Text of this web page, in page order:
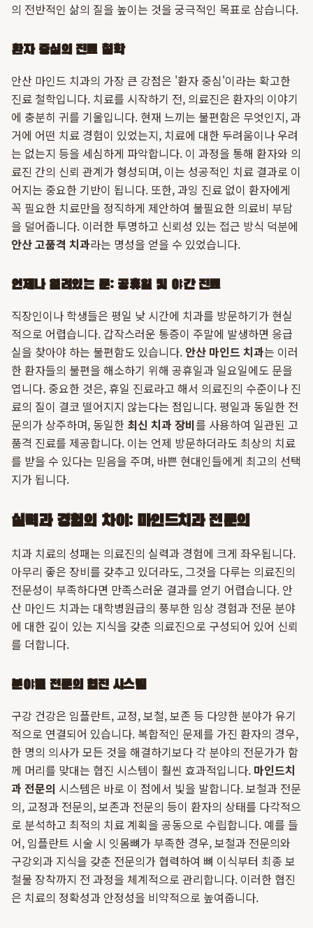
의 전반적인 삶의 질을 높이는 것을 궁극적인 목표로 삼습니다.
환자 중심의 진료 철학
안산 마인드 치과의 가장 큰 강점은 '환자 중심'이라는 확고한
진료 철학입니다. 치료를 시작하기 전, 의료진은 환자의 이야기
에 충분히 귀를 기울입니다. 현재 느끼는 불편함은 무엇인지, 과
거에 어떤 치료 경험이 있었는지, 치료에 대한 두려움이나 우려
는 없는지 등을 세심하게 파악합니다. 이 과정을 통해 환자와 의
료진 간의 신뢰 관계가 형성되며, 이는 성공적인 치료 결과로 이
어지는 중요한 기반이 됩니다. 또한, 과잉 진료 없이 환자에게
꼭 필요한 치료만을 정직하게 제안하여 불필요한 의료비 부담
을 덜어줍니다. 이러한 투명하고 신뢰성 있는 접근 방식 덕분에
안산 고품격 치과라는 명성을 얻을 수 있었습니다.
언제나 열려있는 문: 공휴일 및 야간 진료
직장인이나 학생들은 평일 낮 시간에 치과를 방문하기가 현실
적으로 어렵습니다. 갑작스러운 통증이 주말에 발생하면 응급
실을 찾아야 하는 불편함도 있습니다. 안산 마인드 치과는 이러
한 환자들의 불편을 해소하기 위해 공휴일과 일요일에도 문을
엽니다. 중요한 것은, 휴일 진료라고 해서 의료진의 수준이나 진
료의 질이 결코 떨어지지 않는다는 점입니다. 평일과 동일한 전
문의가 상주하며, 동일한 최신 치과 장비를 사용하여 일관된 고
품격 진료를 제공합니다. 이는 언제 방문하더라도 최상의 치료
를 받을 수 있다는 믿음을 주며, 바쁜 현대인들에게 최고의 선택
지가 됩니다.
실력과 경험의 차이: 마인드치과 전문의
치과 치료의 성패는 의료진의 실력과 경험에 크게 좌우됩니다.
아무리 좋은 장비를 갖추고 있더라도, 그것을 다루는 의료진의
전문성이 부족하다면 만족스러운 결과를 얻기 어렵습니다. 안
산 마인드 치과는 대학병원급의 풍부한 임상 경험과 전문 분야
에 대한 깊이 있는 지식을 갖춘 의료진으로 구성되어 있어 신뢰
를 더합니다.
분야별 전문의 협진 시스템
구강 건강은 임플란트, 교정, 보철, 보존 등 다양한 분야가 유기
적으로 연결되어 있습니다. 복합적인 문제를 가진 환자의 경우,
한 명의 의사가 모든 것을 해결하기보다 각 분야의 전문가가 함
께 머리를 맞대는 협진 시스템이 훨씬 효과적입니다. 마인드치
과 전문의 시스템은 바로 이 점에서 빛을 발합니다. 보철과 전문
의, 교정과 전문의, 보존과 전문의 등이 환자의 상태를 다각적으
로 분석하고 최적의 치료 계획을 공동으로 수립합니다. 예를 들
어, 임플란트 시술 시 잇몸뼈가 부족한 경우, 보철과 전문의와
구강외과 지식을 갖춘 전문의가 협력하여 뼈 이식부터 최종 보
철물 장착까지 전 과정을 체계적으로 관리합니다. 이러한 협진
은 치료의 정확성과 안정성을 비약적으로 높여줍니다.